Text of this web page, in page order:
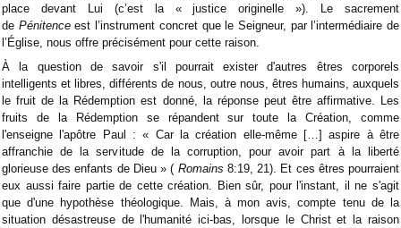
place devant Lui (c’est la « justice originelle »). Le sacrement
de Pénitenceest l’instrument concret que le Seigneur, par l’intermédiaire de
l’Église, nous offre précisément pour cette raison.
À la question de savoir s'il pourrait exister d'autres êtres corporels
intelligents et libres, différents de nous, outre nous, êtres humains, auxquels
le fruit de la Rédemption est donné, la réponse peut être affirmative. Les
fruits de la Rédemption se répandent sur toute la Création, comme
l'enseigne l'apôtre Paul : « Car la création elle-même […] aspire à être
affranchie de la servitude de la corruption, pour avoir part à la liberté
glorieuse des enfants de Dieu » ( Romains 8:19, 21). Et ces êtres pourraient
eux aussi faire partie de cette création. Bien sûr, pour l'instant, il ne s'agit
que d'une hypothèse théologique. Mais, à mon avis, compte tenu de la
situation désastreuse de l'humanité ici-bas, lorsque le Christ et la raison